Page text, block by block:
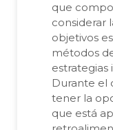
que
considerar
objetivos
métodos
estrategias
Durante el
tener la
que está